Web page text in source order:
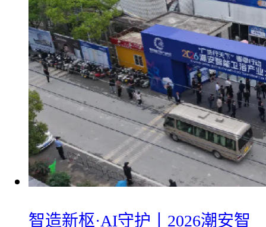
智造新枢·AI守护丨2026潮安智